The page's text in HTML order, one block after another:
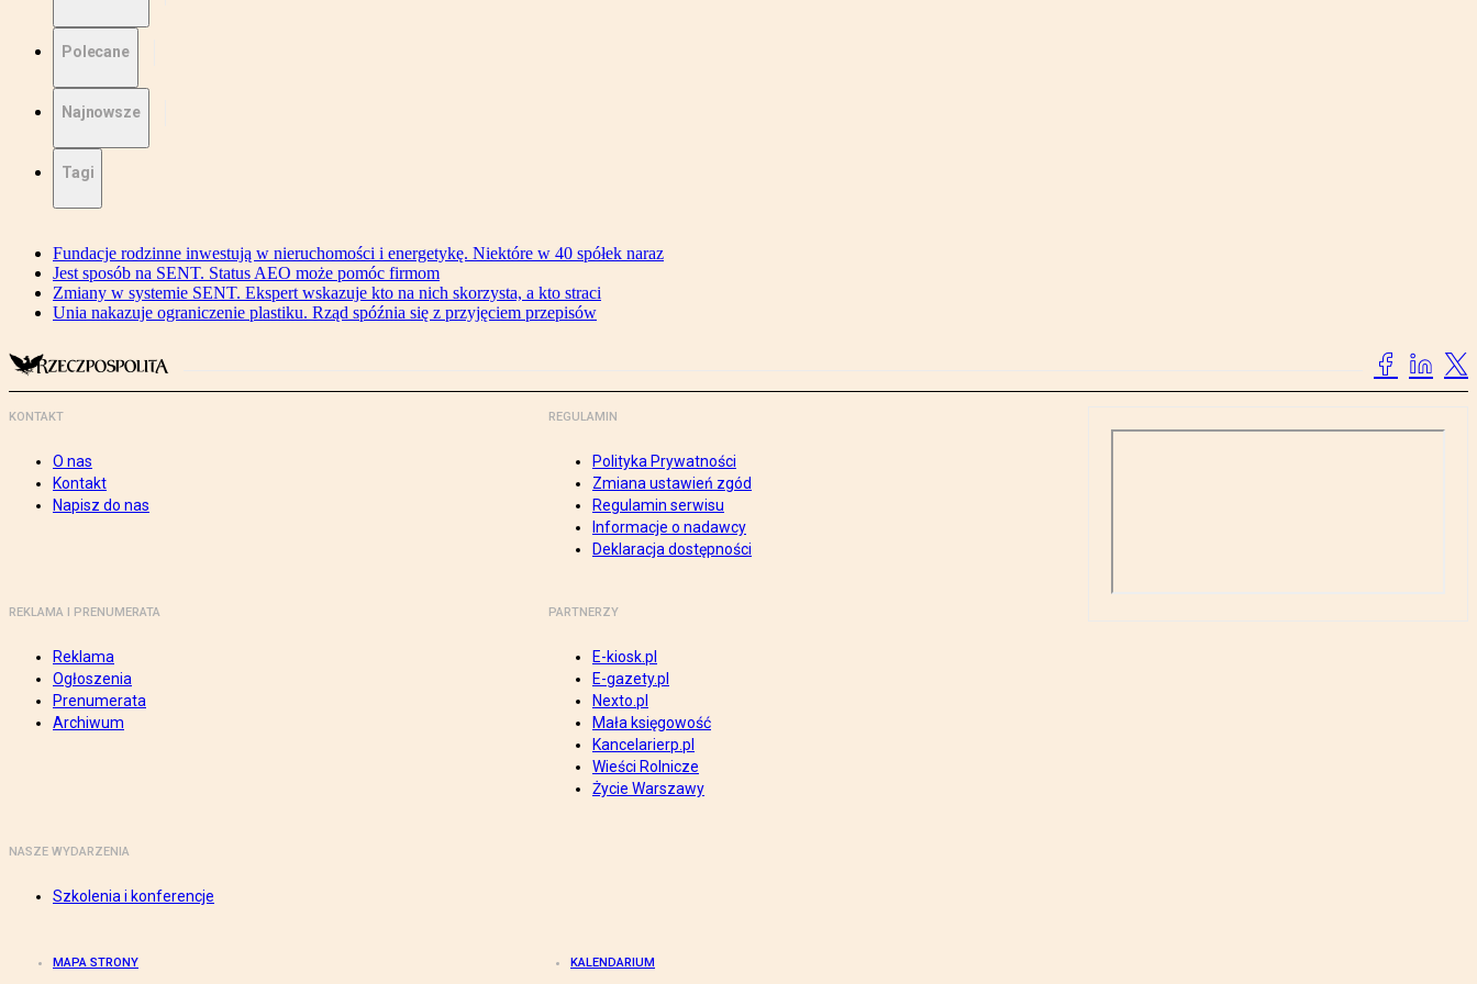
Polecane
Najnowsze
Tagi
Fundacje rodzinne inwestują w nieruchomości i energetykę. Niektóre w 40 spółek naraz
Jest sposób na SENT. Status AEO może pomóc firmom
Zmiany w systemie SENT. Ekspert wskazuje kto na nich skorzysta, a kto straci
Unia nakazuje ograniczenie plastiku. Rząd spóźnia się z przyjęciem przepisów
KONTAKT
O nas
Kontakt
Napisz do nas
REGULAMIN
Polityka Prywatności
Zmiana ustawień zgód
Regulamin serwisu
Informacje o nadawcy
Deklaracja dostępności
REKLAMA I PRENUMERATA
Reklama
Ogłoszenia
Prenumerata
Archiwum
PARTNERZY
E-kiosk.pl
E-gazety.pl
Nexto.pl
Mała księgowość
Kancelarierp.pl
Wieści Rolnicze
Życie Warszawy
NASZE WYDARZENIA
Szkolenia i konferencje
MAPA STRONY KALENDARIUM